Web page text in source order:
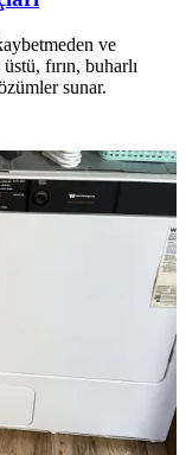
ve
fırın, buharlı
sunar.